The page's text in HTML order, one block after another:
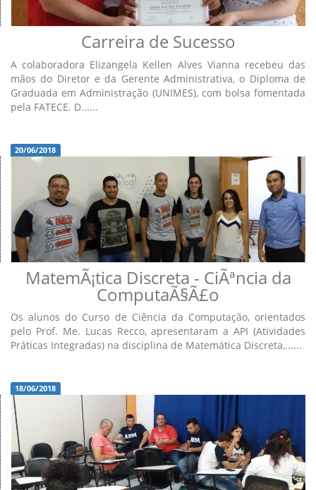
Carreira de Sucesso
A colaboradora Elizangela Kellen Alves Vianna recebeu das
mãos do Diretor e da Gerente Administrativa, o Diploma de
Graduada em Administração (UNIMES), com bolsa fomentada
pela FATECE. D......
20/06/2018
MatemÃ¡tica Discreta - CiÃªncia da
ComputaÃ§Ã£o
Os alunos do Curso de Ciência da Computação, orientados
pelo Prof. Me. Lucas Recco, apresentaram a API (Atividades
Práticas Integradas) na disciplina de Matemática Discreta,......
18/06/2018